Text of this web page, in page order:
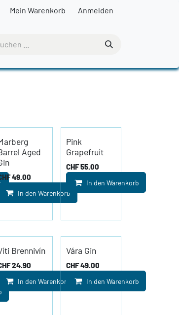
Mein Warenkorb Anmelden
Aged
49.00
In den Warenkorb
Pink
Grapefruit
CHF55.00
In den Warenkorb
Brennivín
24.90
In den Warenkorb
Vára Gin
CHF49.00
In den Warenkorb